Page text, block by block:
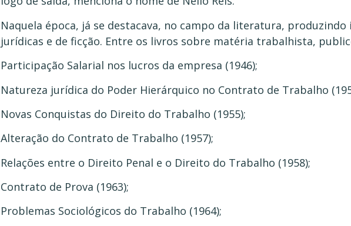
Naquela época, já se destacava, no campo da literatura,
jurídicas e de ficção. Entre os livros sobre matéria trabalhista,
Participação Salarial nos lucros da empresa (1946);
Natureza jurídica do Poder Hierárquico no Contrato de Trabalho
Novas Conquistas do Direito do Trabalho (1955);
Alteração do Contrato de Trabalho (1957);
Relações entre o Direito Penal e o Direito do Trabalho (1958);
Contrato de Prova (1963);
Problemas Sociológicos do Trabalho (1964);